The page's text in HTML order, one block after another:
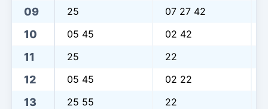
09 25 07 27 42
10 05 45 02 42
11 25 22
12 05 45 02 22
13 25 55 22